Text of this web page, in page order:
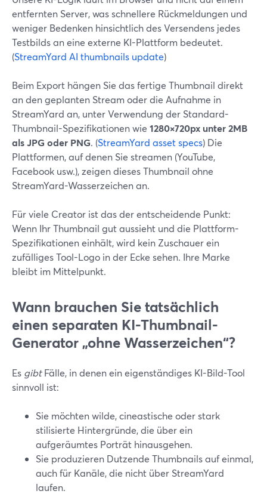
entfernten Server, was schnellere Rückmeldungen und
weniger Bedenken hinsichtlich des Versendens jedes
Testbilds an eine externe KI-Plattform bedeutet.
(StreamYard AI thumbnails update)
Beim Export hängen Sie das fertige Thumbnail direkt
an den geplanten Stream oder die Aufnahme in
StreamYard an, unter Verwendung der Standard-
Thumbnail-Spezifikationen wie 1280×720px unter 2MB
als JPG oder PNG. (StreamYard asset specs) Die
Plattformen, auf denen Sie streamen (YouTube,
Facebook usw.), zeigen dieses Thumbnail ohne
StreamYard-Wasserzeichen an.
Für viele Creator ist das der entscheidende Punkt:
Wenn Ihr Thumbnail gut aussieht und die Plattform-
Spezifikationen einhält, wird kein Zuschauer ein
zufälliges Tool-Logo in der Ecke sehen. Ihre Marke
bleibt im Mittelpunkt.
Wann brauchen Sie tatsächlich
einen separaten KI-Thumbnail-
Generator „ohne Wasserzeichen“?
Es gibtFälle, in denen ein eigenständiges KI-Bild-Tool
sinnvoll ist:
Sie möchten wilde, cineastische oder stark
stilisierte Hintergründe, die über ein
aufgeräumtes Porträt hinausgehen.
Sie produzieren Dutzende Thumbnails auf einmal,
auch für Kanäle, die nicht über StreamYard
laufen.